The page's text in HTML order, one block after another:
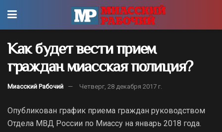
Как будет вести прием
граждан миасская полиция?
Миасский Рабочий Четверг, 28 декабря 2017 г.
Опубликован график приема граждан руководством
Отдела МВД России по Миассу на январь 2018 года.